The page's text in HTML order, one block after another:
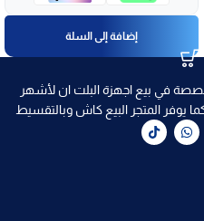
إضافة إلى السلة
في بيع اجهزة البلت ان لأشهر
يوفر المتجر البيع كاش وبالتقسيط